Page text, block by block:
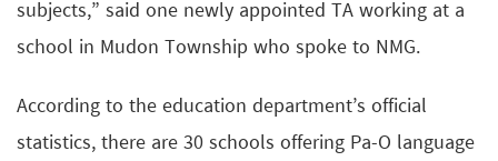
subjects,” said one newly appointed TA working at a
school in Mudon Township who spoke to NMG.
According to the education department’s official
statistics, there are 30 schools offering Pa-O language